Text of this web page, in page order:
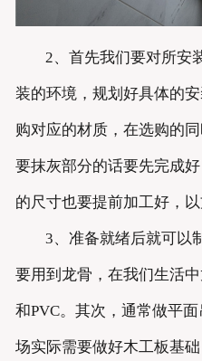
2、首先我们要对所安
装的环境，规划好具体的
购对应的材质，在选购的
要抹灰部分的话要先完成
的尺寸也要提前加工好，以
3、准备就绪后就可以
要用到龙骨，在我们生活
和PVC。其次，通常做平
场实际需要做好木工板基